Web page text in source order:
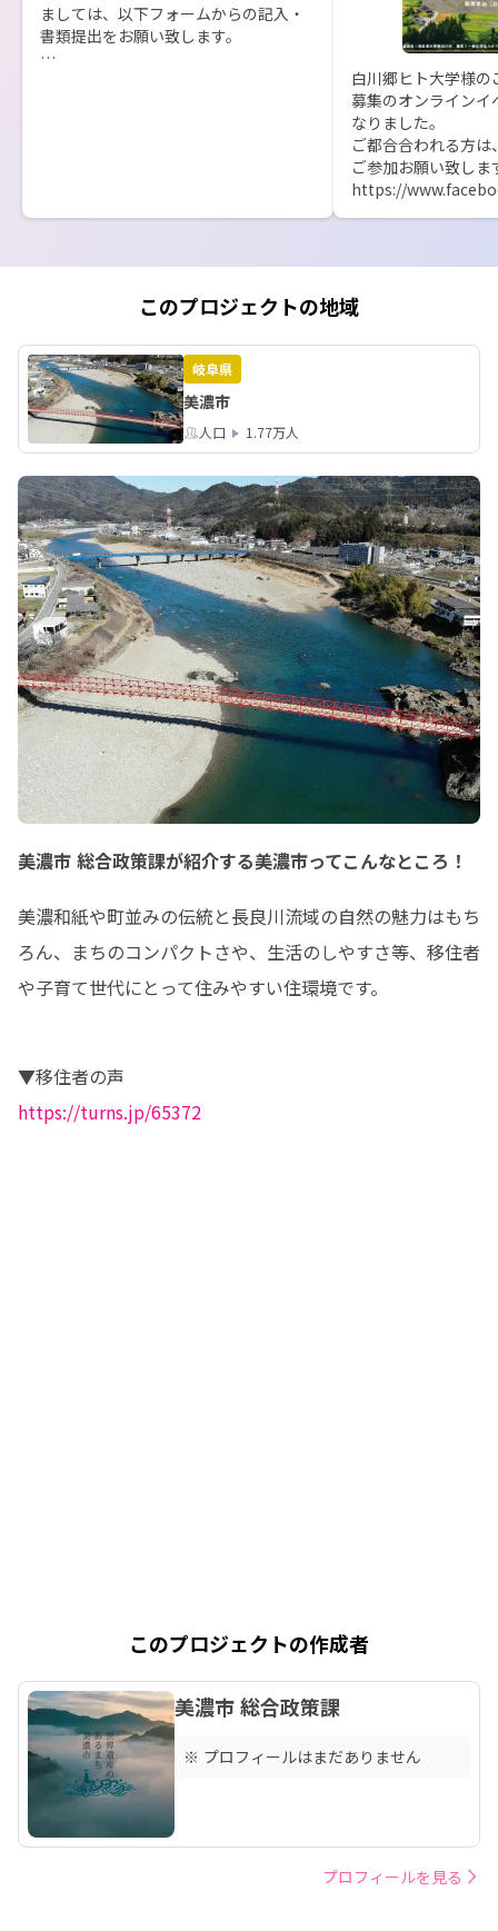
ましては、以下フォームからの記入・
書類提出をお願い致します。
白川郷ヒト大学様の
募集のオンラインイ
なりました。
ご都合合われる方
ご参加お願い致しま
https://
このプロジェクトの地域
岐阜県
美濃市
人口 1.77万人
美濃市 総合政策課が紹介する美濃市ってこんなところ！
美濃和紙や町並みの伝統と長良川流域の自然の魅力はもち
ろん、まちのコンパクトさや、生活のしやすさ等、移住者
や子育て世代にとって住みやすい住環境です。
https://turns.jp/65372
このプロジェクトの作成者
美濃市 総合政策課
※ プロフィールはまだありません
プロフィールを見る